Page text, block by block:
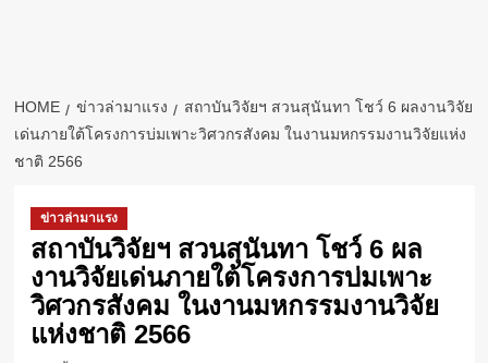
HOME ข่าวล่ามาแรง
สถาบันวิจัยฯ สวนสุนันทา โชว์ 6 ผลงานวิจัย
เด่นภายใต้โครงการบ่มเพาะวิศวกรสังคม ในงานมหกรรมงานวิจัยแห่ง
ชาติ 2566
ข่าวล่ามาแรง
สถาบันวิจัยฯ สวนสุนันทา โชว์ 6 ผล
งานวิจัยเด่นภายใต้โครงการบ่มเพาะ
วิศวกรสังคม ในงานมหกรรมงานวิจัย
แห่งชาติ 2566